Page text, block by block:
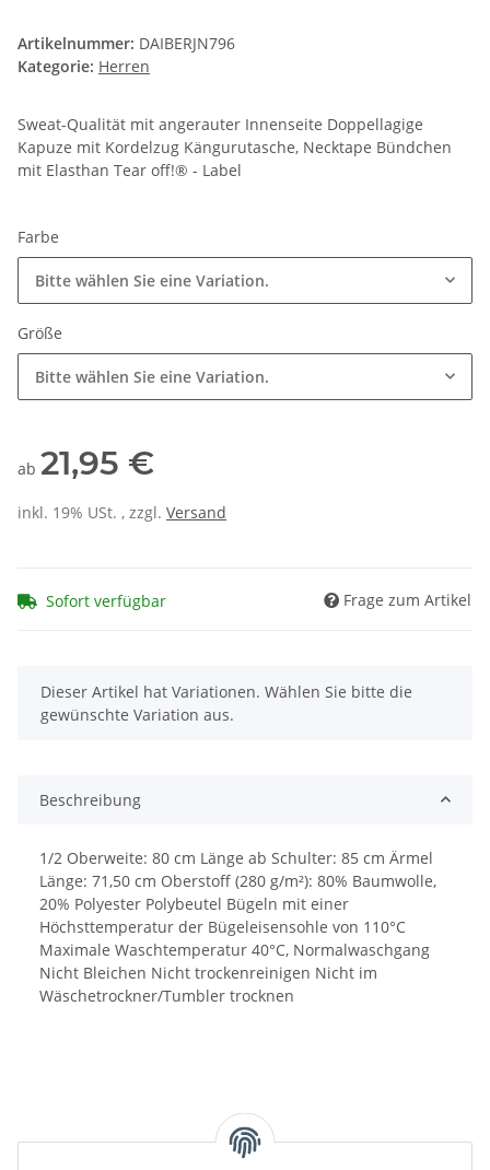
Artikelnummer: DAIBERJN796
Kategorie: Herren
Sweat-Qualität mit angerauter Innenseite Doppellagige
Kapuze mit Kordelzug Kängurutasche, Necktape Bündchen
mit Elasthan Tear off!® - Label
Farbe
Bitte wählen Sie eine Variation.
Größe
Bitte wählen Sie eine Variation.
ab 21,95 €
inkl. 19% USt. , zzgl. Versand
Sofort verfügbar Frage zum Artikel
x
Dieser Artikel hat Variationen. Wählen Sie bitte die
gewünschte Variation aus.
Beschreibung
1/2 Oberweite: 80 cm Länge ab Schulter: 85 cm Ärmel
Länge: 71,50 cm Oberstoff (280 g/m²): 80% Baumwolle,
20% Polyester Polybeutel Bügeln mit einer
Höchsttemperatur der Bügeleisensohle von 110°C
Maximale Waschtemperatur 40°C, Normalwaschgang
Nicht Bleichen Nicht trockenreinigen Nicht im
Wäschetrockner/Tumbler trocknen